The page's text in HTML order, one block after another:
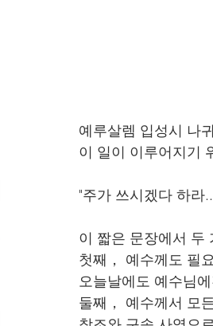
예루살렘 입성시 나
이 일이 이루어지기
"주가 쓰시겠다 하라
이 짧은 문장에서 두
첫째， 예수께도 필
오늘날에도 예수님
둘째， 예수께서 모